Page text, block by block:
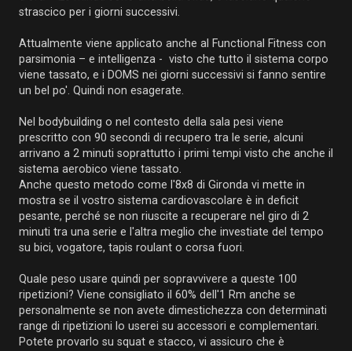
strascico per i giorni successivi.
Attualmente viene applicato anche al Functional Fitness con
parsimonia – e intelligenza - visto che tutto il sistema corpo
viene tassato, e i DOMS nei giorni successivi si fanno sentire
un bel po'. Quindi non esagerate.
Nel bodybuilding o nel contesto della sala pesi viene
prescritto con 90 secondi di recupero tra le serie, alcuni
arrivano a 2 minuti soprattutto i primi tempi visto che anche il
sistema aerobico viene tassato.
Anche questo metodo come l'8x8 di Gironda vi mette in
mostra se il vostro sistema cardiovascolare è in deficit
pesante, perché se non riuscite a recuperare nel giro di 2
minuti tra una serie e l'altra meglio che investiate del tempo
su bici, vogatore, tapis roulant o corsa fuori.
Quale peso usare quindi per sopravvivere a queste 100
ripetizioni? Viene consigliato il 60% dell'1 Rm anche se
personalmente se non avete dimestichezza con determinati
range di ripetizioni lo userei su accessori e complementari.
Potete provarlo su squat e stacco, vi assicuro che è